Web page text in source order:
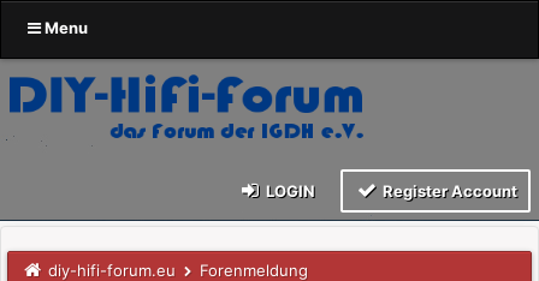
Menu
LOGIN Register Account
diy-hifi-forum.eu Forenmeldung